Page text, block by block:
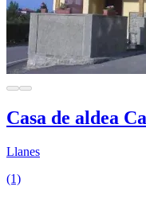
Casa de aldea
Llanes
(1)